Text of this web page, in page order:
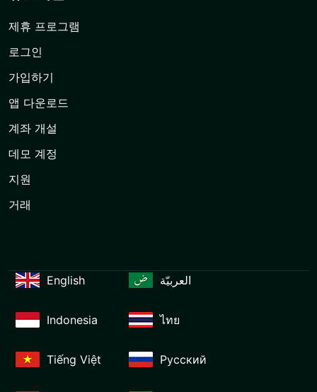
제휴 프로그램
로그인
가입하기
앱 다운로드
계좌 개설
데모 계정
지원
거래
English العربيّة
Indonesia ไทย
Tiếng Việt Русский